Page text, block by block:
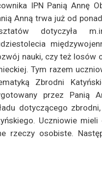
IPN Panią Annę
Anną trwa już od
dotyczyła
nauki, czy też losów
Tym razem
Zbrodni
przez Panią
dotyczącego
Uczniowie
rzeczy osobiste.